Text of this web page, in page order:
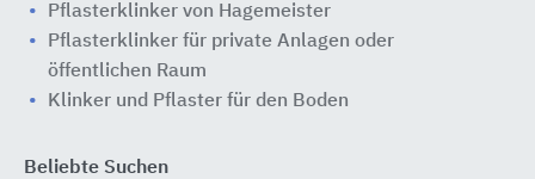
Pflasterklinker von Hagemeister
Pflasterklinker für private Anlagen oder
öffentlichen Raum
Klinker und Pflaster für den Boden
Beliebte Suchen